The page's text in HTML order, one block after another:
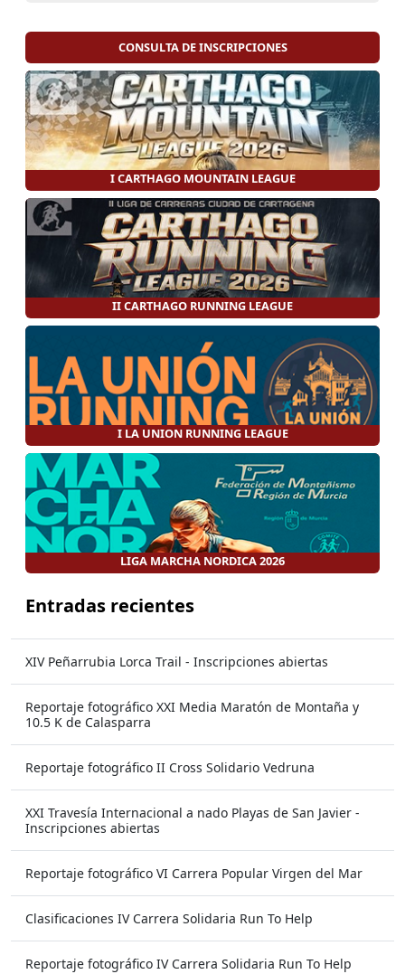
CONSULTA DE INSCRIPCIONES
I CARTHAGO MOUNTAIN LEAGUE
II CARTHAGO RUNNING LEAGUE
I LA UNION RUNNING LEAGUE
LIGA MARCHA NORDICA 2026
Entradas recientes
XIV Peñarrubia Lorca Trail - Inscripciones abiertas
Reportaje fotográfico XXI Media Maratón de Montaña y
10.5 K de Calasparra
Reportaje fotográfico II Cross Solidario Vedruna
XXI Travesía Internacional a nado Playas de San Javier -
Inscripciones abiertas
Reportaje fotográfico VI Carrera Popular Virgen del Mar
Clasificaciones IV Carrera Solidaria Run To Help
Reportaje fotográfico IV Carrera Solidaria Run To Help